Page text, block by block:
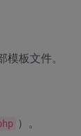
板文件。
）。